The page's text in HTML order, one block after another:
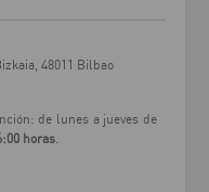
48011 Bilbao
de lunes a jueves de
horas.